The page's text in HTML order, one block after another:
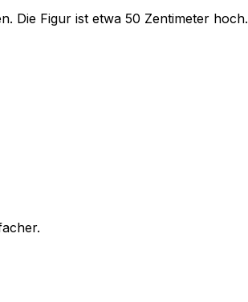
Die Figur ist etwa 50 Zentimeter hoch.